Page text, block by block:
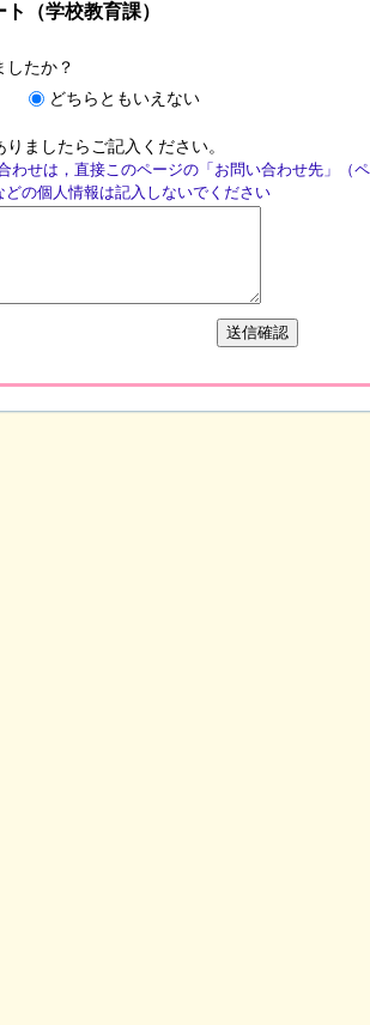
（学校教育課）
したか？
どちらともいえない
ましたらご記入ください。
わせは，直接このページの「お問い合わせ先」（
の個人情報は記入しないでください